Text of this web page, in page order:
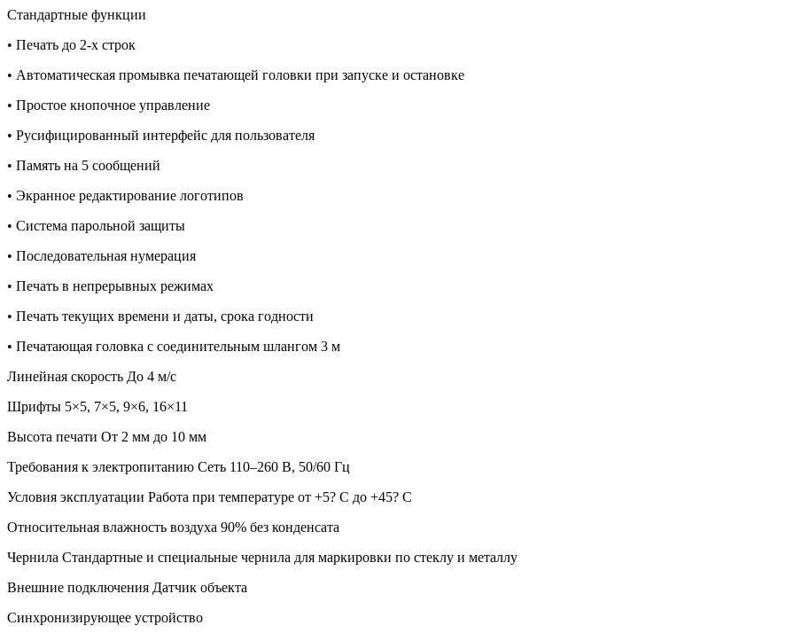
Стандартные функции
• Печать до 2-х строк
• Автоматическая промывка печатающей головки при запуске и остановке
• Простое кнопочное управление
• Русифицированный интерфейс для пользователя
• Память на 5 сообщений
• Экранное редактирование логотипов
• Система парольной защиты
• Последовательная нумерация
• Печать в непрерывных режимах
• Печать текущих времени и даты, срока годности
• Печатающая головка с соединительным шлангом 3 м
Линейная скорость До 4 м/с
Шрифты 5×5, 7×5, 9×6, 16×11
Высота печати От 2 мм до 10 мм
Требования к электропитанию Сеть 110–260 В, 50/60 Гц
Условия эксплуатации Работа при температуре от +5? С до +45? С
Относительная влажность воздуха 90% без конденсата
Чернила Стандартные и специальные чернила для маркировки по стеклу и металлу
Внешние подключения Датчик объекта
Синхронизирующее устройство